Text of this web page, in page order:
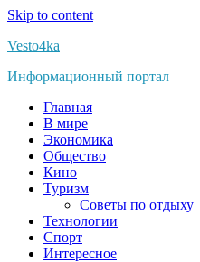
Skip to content
Vesto4ka
Информационный портал
Главная
В мире
Экономика
Общество
Кино
Туризм
Советы по отдыху
Технологии
Спорт
Интересное